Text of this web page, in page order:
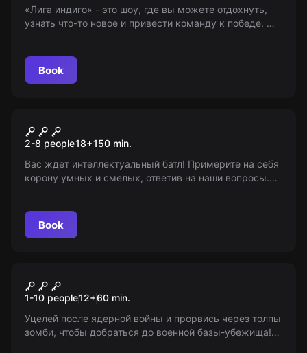
«Лига индиго» - это шоу, где вы можете отдохнуть,
узнать что-то новое и привести команду к победе. Мы
Book
60 секунд
2-8 people18+150 min.
Вас ждет интеллектуальный батл! Примерите на себя
корону умных и смелых, ответив на наши вопросы.
Book
Safe Night
1-10 people12+60 min.
Уцелей после ядерной войны и прорвись через толпы
зомби, чтобы добраться до военной базы-убежища!